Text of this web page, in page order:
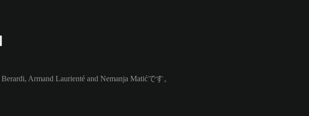
Armand Laurienté and Nemanja Matićです。